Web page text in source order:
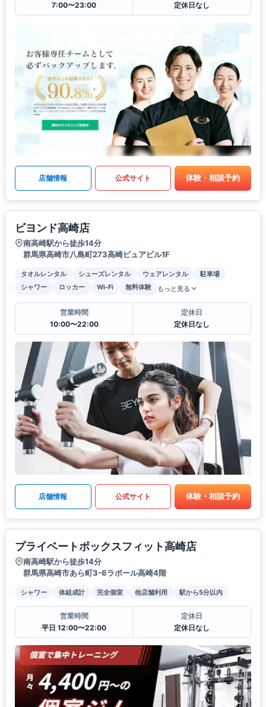
7:00〜23:00
定休日なし
店舗情報 公式サイト 体験・相談予約
ビヨンド高崎店
南高崎駅から徒歩14分
群馬県高崎市八島町273高崎ピュアビル1F
タオルレンタル シューズレンタル ウェアレンタル
駐車場
シャワー
ロッカー Wi-Fi 無料体験 もっと見る
営業時間
10:00〜22:00
定休日
定休日なし
店舗情報 公式サイト 体験・相談予約
プライベートボックスフィット高崎店
南高崎駅から徒歩14分
群馬県高崎市あら町3-6ラポール高崎4階
シャワー 体組成計 完全個室 他店舗利用 駅から5分以内
営業時間
平日 12:00〜22:00
定休日
定休日なし